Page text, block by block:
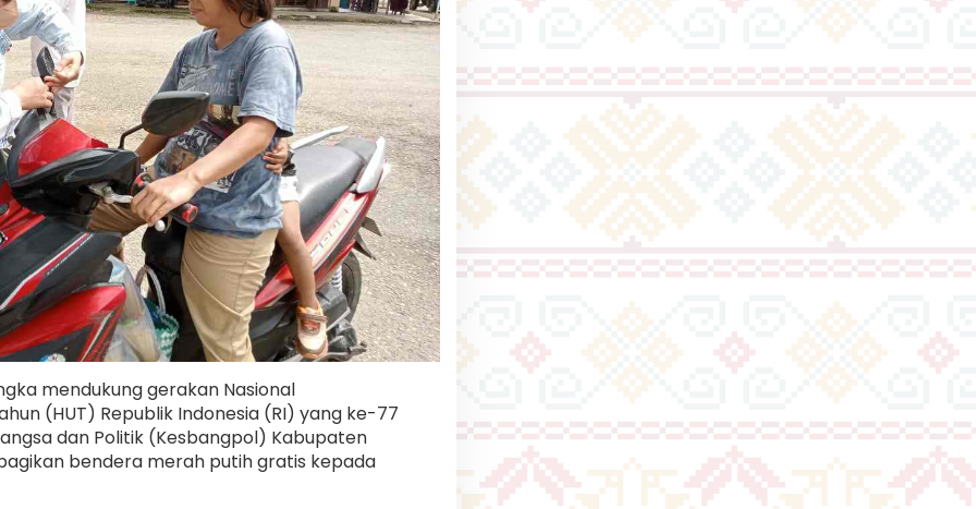
mendukung gerakan Nasional
(HUT) Republik Indonesia (RI) yang ke-77
dan Politik (Kesbangpol) Kabupaten
bendera merah putih gratis kepada